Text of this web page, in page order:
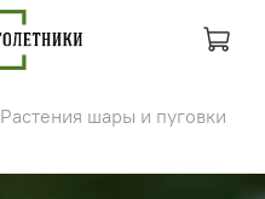
Растения шары и пуговки